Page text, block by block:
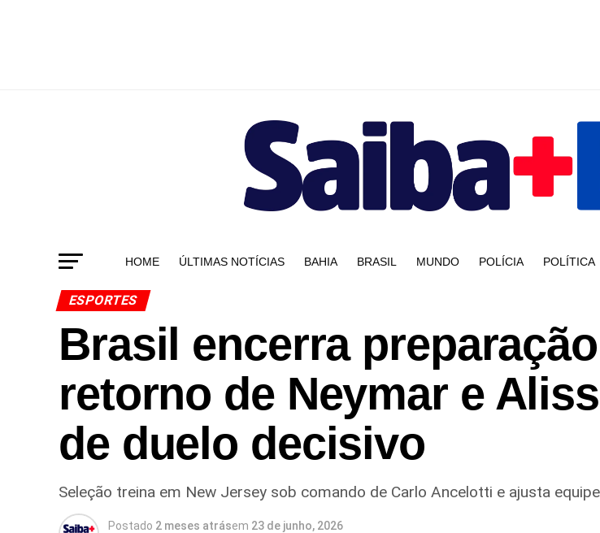
HOME ÚLTIMAS NOTÍCIAS BAHIA BRASIL MUNDO POLÍCIA POLÍTICA
ESPORTES
Brasil encerra
retorno de Neymar e
de duelo decisivo
Seleção treina em New Jersey sob comando de Carlo Ancelotti e ajusta
Postado 2 meses atrásem 23 de junho, 2026